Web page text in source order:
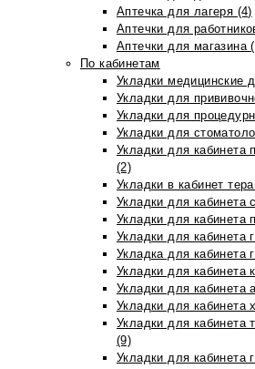
Аптечка для лагеря (4)
Аптечки для
Аптечки для магазина
По кабинетам
Укладки медицинские
Укладки для
Укладки для
Укладки для
Укладки для кабинета
(2)
Укладки в кабинет
Укладки для кабинета
Укладки для кабинета
Укладки для кабинета
Укладка для кабинета
Укладки для кабинета
Укладки для кабинета
Укладки для кабинета
Укладки для кабинета
(9)
Укладки для кабинета